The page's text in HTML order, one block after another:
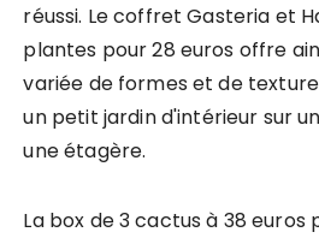
réussi. Le coffret Gasteria et
plantes pour 28 euros offre
variée de formes et de
un petit jardin d'intérieur sur
une étagère.
La box de 3 cactus à 38